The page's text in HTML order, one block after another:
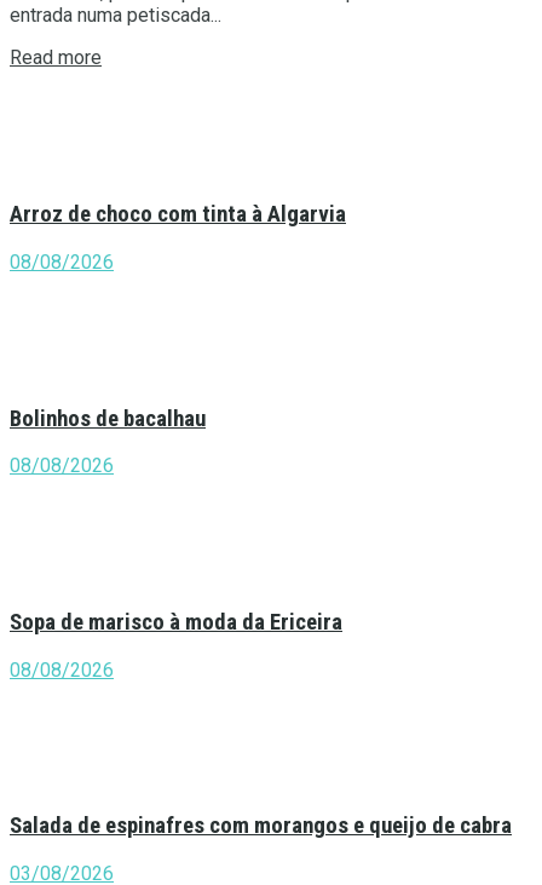
entrada numa petiscada...
Read more
Arroz de choco com tinta à Algarvia
08/08/2026
Bolinhos de bacalhau
08/08/2026
Sopa de marisco à moda da Ericeira
08/08/2026
Salada de espinafres com morangos e queijo de cabra
03/08/2026